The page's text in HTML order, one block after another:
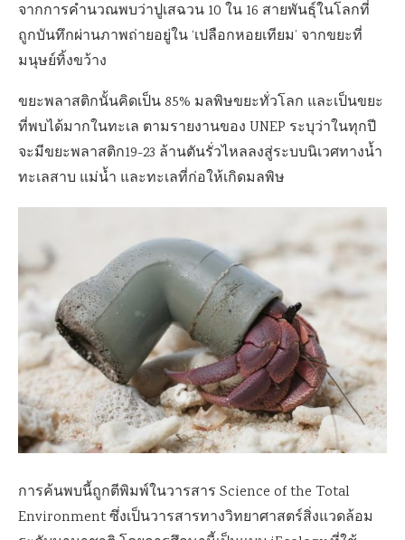
จากการคำนวณพบว่าปูเสฉวน 10 ใน 16 สายพันธุ์ในโลกที่
ถูกบันทึกผ่านภาพถ่ายอยู่ใน ‘เปลือกหอยเทียม’ จากขยะที่
มนุษย์ทิ้งขว้าง
ขยะพลาสติกนั้นคิดเป็น 85% มลพิษขยะทั่วโลก และเป็นขยะ
ที่พบได้มากในทะเล ตามรายงานของ UNEP ระบุว่าในทุกปี
จะมีขยะพลาสติก19-23 ล้านตันรั่วไหลลงสู่ระบบนิเวศทางน้ำ
ทะเลสาบ แม่น้ำ และทะเลที่ก่อให้เกิดมลพิษ
การค้นพบนี้ถูกตีพิมพ์ในวารสาร Science of the Total
Environment ซึ่งเป็นวารสารทางวิทยาศาสตร์สิ่งแวดล้อม